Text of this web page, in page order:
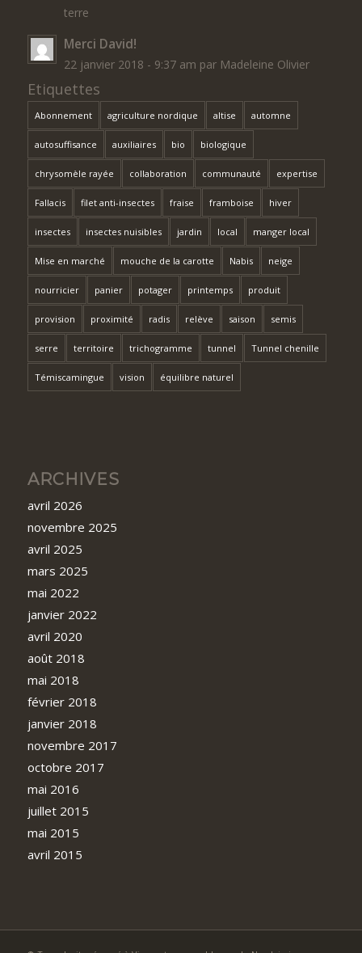
terre
Merci David!
22 janvier 2018 - 9:37 am par Madeleine Olivier
Etiquettes
Abonnement agriculture nordique altise automne
autosuffisance auxiliaires bio biologique
chrysomèle rayée collaboration communauté expertise
Fallacis filet anti-insectes fraise framboise hiver
insectes insectes nuisibles jardin local manger local
Mise en marché mouche de la carotte Nabis neige
nourricier panier potager printemps produit
provision proximité radis relève saison semis
serre territoire trichogramme tunnel Tunnel chenille
Témiscamingue vision équilibre naturel
ARCHIVES
avril 2026
novembre 2025
avril 2025
mars 2025
mai 2022
janvier 2022
avril 2020
août 2018
mai 2018
février 2018
janvier 2018
novembre 2017
octobre 2017
mai 2016
juillet 2015
mai 2015
avril 2015